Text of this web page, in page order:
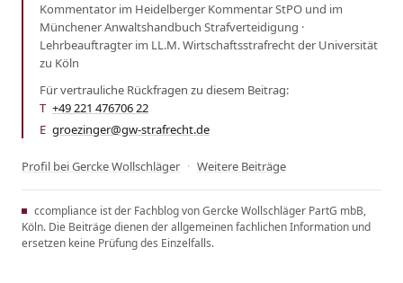
Kommentator im Heidelberger Kommentar StPO und im
Münchener Anwaltshandbuch Strafverteidigung ·
Lehrbeauftragter im LL.M. Wirtschaftsstrafrecht der Universität
zu Köln
Für vertrauliche Rückfragen zu diesem Beitrag:
T +49 221 476706 22
·
E groezinger@gw-strafrecht.de
Profil bei Gercke Wollschläger · Weitere Beiträge
ccompliance ist der Fachblog von Gercke Wollschläger PartG mbB,
Köln. Die Beiträge dienen der allgemeinen fachlichen Information und
ersetzen keine Prüfung des Einzelfalls.